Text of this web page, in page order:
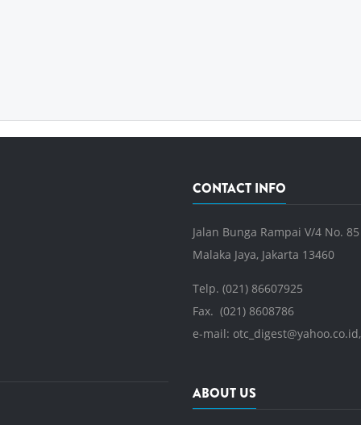
CONTACT INFO
Jalan Bunga Rampai V/4 No. 85
Malaka Jaya, Jakarta 13460
Telp. (021) 86607925
Fax. (021) 8608786
e-mail: otc_digest@yahoo.co.id,
ABOUT US